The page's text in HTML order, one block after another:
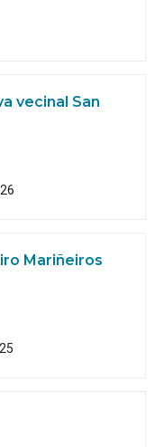
vecinal San
Mariñeiros